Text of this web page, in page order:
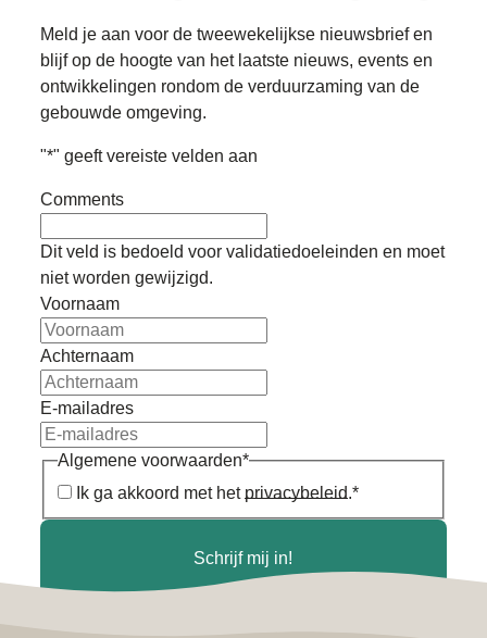
Meld je aan voor de tweewekelijkse nieuwsbrief en
blijf op de hoogte van het laatste nieuws, events en
ontwikkelingen rondom de verduurzaming van de
gebouwde omgeving.
"*" geeft vereiste velden aan
Comments
Dit veld is bedoeld voor validatiedoeleinden en moet
niet worden gewijzigd.
Voornaam
Achternaam
E-mailadres
Algemene voorwaarden*
Ik ga akkoord met het privacybeleid.*
Schrijf mij in!